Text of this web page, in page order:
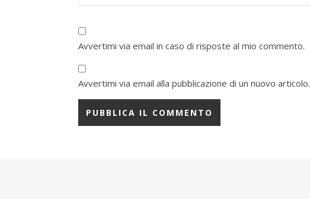
Avvertimi via email in caso di risposte al mio commento.
Avvertimi via email alla pubblicazione di un nuovo articolo.